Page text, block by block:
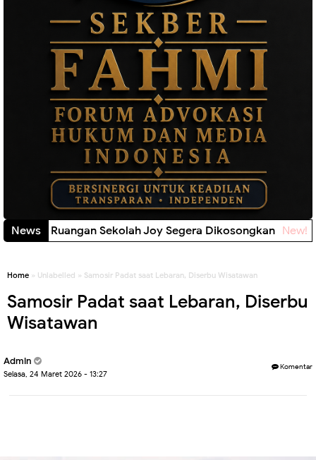
News
Fric Soroti Rp1,3 Juta Disebut Sekadar Usulan,
Home » Unlabelled » Samosir Padat saat Lebaran, Diserbu Wisatawan
Samosir Padat saat Lebaran, Diserbu
Wisatawan
Admin
Selasa, 24 Maret 2026 - 13:27
Komentar